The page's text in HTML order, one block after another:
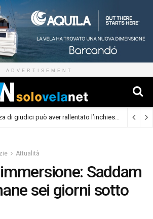
ADVERTISEMENT
Bayesian, la carenza di giudici può aver rallentato l’inchiesta (Cronaca)
Attualità
Saddam
sei giorni sotto